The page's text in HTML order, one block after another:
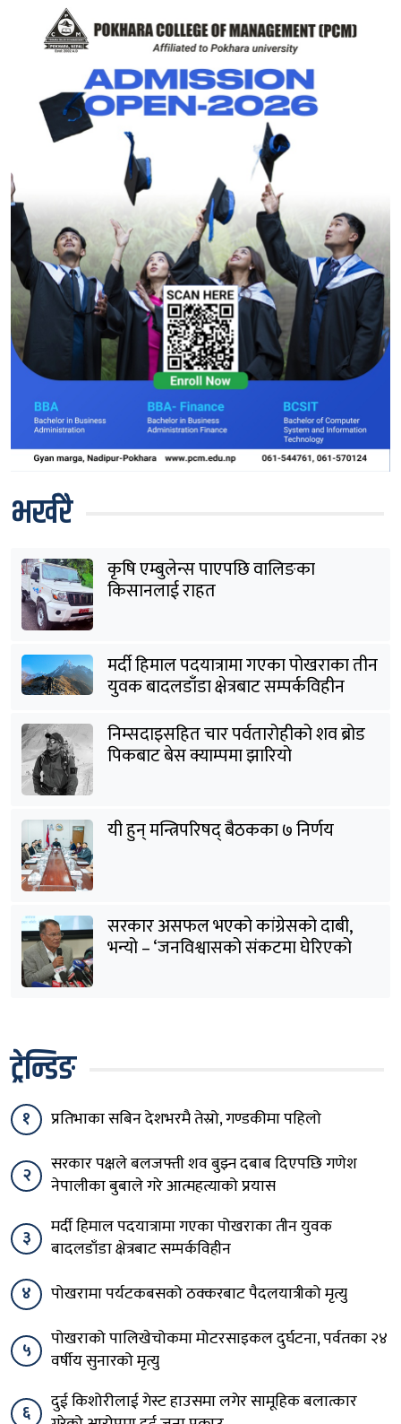
भर्खरै
कृषि एम्बुलेन्स पाएपछि वालिङका
किसानलाई राहत
मर्दी हिमाल पदयात्रामा गएका पोखराका तीन
युवक बादलडाँडा क्षेत्रबाट सम्पर्कविहीन
निम्सदाइसहित चार पर्वतारोहीको शव ब्रोड
पिकबाट बेस क्याम्पमा झारियो
यी हुन् मन्त्रिपरिषद् बैठकका ७ निर्णय
सरकार असफल भएको कांग्रेसको दाबी,
भन्यो – ‘जनविश्वासको संकटमा घेरिएको
ट्रेन्डिङ
१ प्रतिभाका सबिन देशभरमै तेस्रो, गण्डकीमा पहिलो
२
सरकार पक्षले बलजफ्ती शव बुझ्न दबाब दिएपछि गणेश
नेपालीका बुबाले गरे आत्महत्याको प्रयास
३
मर्दी हिमाल पदयात्रामा गएका पोखराका तीन युवक
बादलडाँडा क्षेत्रबाट सम्पर्कविहीन
४
पोखरामा पर्यटकबसको ठक्करबाट पैदलयात्रीको मृत्यु
५
पोखराको पालिखेचोकमा मोटरसाइकल दुर्घटना, पर्वतका २४
वर्षीय सुनारको मृत्यु
६
दुई किशोरीलाई गेस्ट हाउसमा लगेर सामूहिक बलात्कार